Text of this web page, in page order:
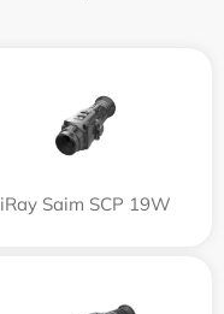
iRay Saim SCP 19W